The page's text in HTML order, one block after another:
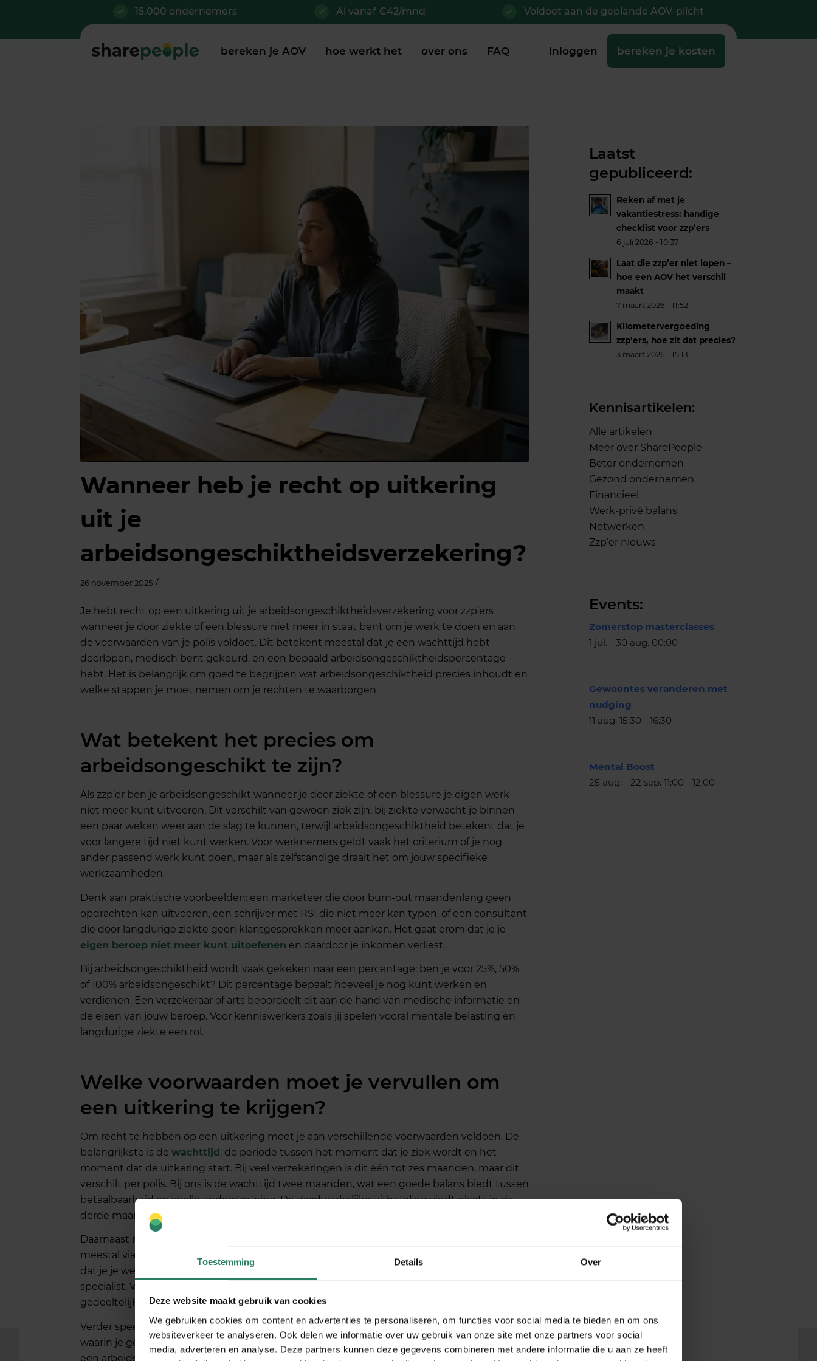
Toestemming Details Over
Deze website maakt gebruik van cookies
We gebruiken cookies om content en advertenties te personaliseren, om functies voor social media te bieden en om ons
websiteverkeer te analyseren. Ook delen we informatie over uw gebruik van onze site met onze partners voor social
media, adverteren en analyse. Deze partners kunnen deze gegevens combineren met andere informatie die u aan ze heeft
15.000 ondernemers Al vanaf €42/mnd Voldoet aan de geplande AOV-plicht
bereken je AOV hoe werkt het over ons FAQ inloggen bereken je kosten
Wanneer heb je recht op uitkering
uit je
arbeidsongeschiktheidsverzekering?
26 november 2025 /
Je hebt recht op een uitkering uit je arbeidsongeschiktheidsverzekering voor zzp’ers
wanneer je door ziekte of een blessure niet meer in staat bent om je werk te doen en aan
de voorwaarden van je polis voldoet. Dit betekent meestal dat je een wachttijd hebt
doorlopen, medisch bent gekeurd, en een bepaald arbeidsongeschiktheidspercentage
hebt. Het is belangrijk om goed te begrijpen wat arbeidsongeschiktheid precies inhoudt en
welke stappen je moet nemen om je rechten te waarborgen.
Wat betekent het precies om
arbeidsongeschikt te zijn?
Als zzp’er ben je arbeidsongeschikt wanneer je door ziekte of een blessure je eigen werk
niet meer kunt uitvoeren. Dit verschilt van gewoon ziek zijn: bij ziekte verwacht je binnen
een paar weken weer aan de slag te kunnen, terwijl arbeidsongeschiktheid betekent dat je
voor langere tijd niet kunt werken. Voor werknemers geldt vaak het criterium of je nog
ander passend werk kunt doen, maar als zelfstandige draait het om jouw specifieke
werkzaamheden.
Denk aan praktische voorbeelden: een marketeer die door burn-out maandenlang geen
opdrachten kan uitvoeren, een schrijver met RSI die niet meer kan typen, of een consultant
die door langdurige ziekte geen klantgesprekken meer aankan. Het gaat erom dat je je
eigen beroep niet meer kunt uitoefenen en daardoor je inkomen verliest.
Bij arbeidsongeschiktheid wordt vaak gekeken naar een percentage: ben je voor 25%, 50%
of 100% arbeidsongeschikt? Dit percentage bepaalt hoeveel je nog kunt werken en
verdienen. Een verzekeraar of arts beoordeelt dit aan de hand van medische informatie en
de eisen van jouw beroep. Voor kenniswerkers zoals jij spelen vooral mentale belasting en
langdurige ziekte een rol.
Welke voorwaarden moet je vervullen om
een uitkering te krijgen?
Om recht te hebben op een uitkering moet je aan verschillende voorwaarden voldoen. De
belangrijkste is de wachttijd: de periode tussen het moment dat je ziek wordt en het
moment dat de uitkering start. Bij veel verzekeringen is dit één tot zes maanden, maar dit
verschilt per polis. Bij ons is de wachttijd twee maanden, wat een goede balans biedt tussen
betaalbaarheid en snelle ondersteuning. De daadwerkelijke uitbetaling vindt plaats in de
derde maand.
Daarnaast moet je medisch kunnen aantonen dat je arbeidsongeschikt bent. Dit gebeurt
meestal via een keuring door een verzekeringsarts of arbeidsdeskundige. Je moet bewijzen
dat je je werk niet meer kunt doen, bijvoorbeeld door medische rapporten van je huisarts of
specialist. Verzekeraars kijken ook naar je arbeidsongeschiktheidspercentage: ben je
gedeeltelijk of volledig arbeidsongeschikt?
Verder speelt je polis een rol. Sommige verzekeringen hebben een eigen risicoperiode
waarin je geen uitkering krijgt, of specifieke uitsluitingen voor bepaalde aandoeningen. Bij
een arbeidsongeschiktheidsverzekering voor zzp’ers is het belangrijk dat je de voorwaarden
Laatst
gepubliceerd:
Reken af met je
vakantiestress: handige
checklist voor zzp’ers
6 juli 2026 - 10:37
Laat die zzp’er niet lopen –
hoe een AOV het verschil
maakt
7 maart 2026 - 11:52
Kilometervergoeding
zzp’ers, hoe zit dat precies?
3 maart 2026 - 15:13
Kennisartikelen:
Alle artikelen
Meer over SharePeople
Beter ondernemen
Gezond ondernemen
Financieel
Werk-privé balans
Netwerken
Zzp’er nieuws
Events:
Zomerstop masterclasses
1 jul. - 30 aug. 00:00 -
Gewoontes veranderen met
nudging
11 aug. 15:30 - 16:30 -
Mental Boost
25 aug. - 22 sep. 11:00 - 12:00 -
Wat is het verschil
tussen crowdsurance